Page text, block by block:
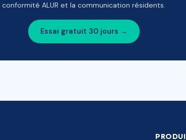
conformité ALUR et la communication résidents.
Essai gratuit 30 jours →